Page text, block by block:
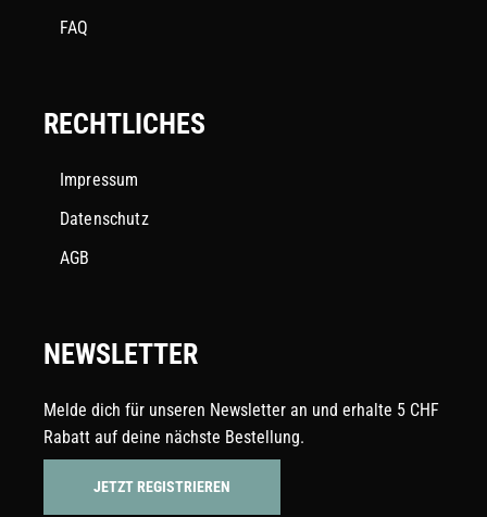
FAQ
RECHTLICHES
Impressum
Datenschutz
AGB
NEWSLETTER
Melde dich für unseren Newsletter an und erhalte 5 CHF
Rabatt auf deine nächste Bestellung.
JETZT REGISTRIEREN